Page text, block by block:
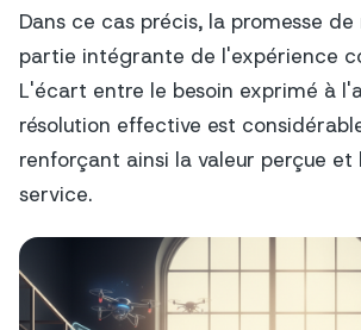
Dans ce cas précis, la promesse
partie intégrante de l'expérience
L'écart entre le besoin exprimé à
résolution effective est
renforçant ainsi la valeur perçue et
service.